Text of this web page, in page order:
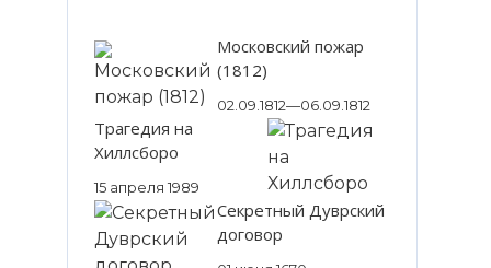
Московский пожар
(1812)
02.09.1812—06.09.1812
Трагедия на
Хиллсборо
15 апреля 1989
Секретный Дуврский
договор